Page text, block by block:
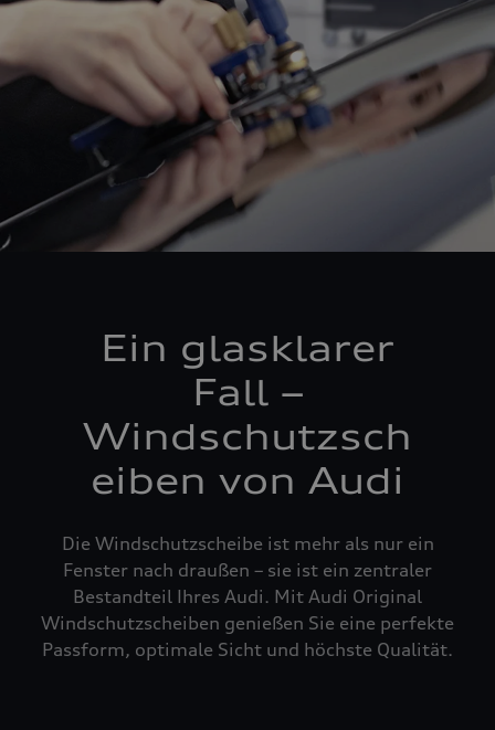
Ein glasklarer
Fall –
Windschutzsch
eiben von Audi
Die Windschutzscheibe ist mehr als nur ein
Fenster nach draußen – sie ist ein zentraler
Bestandteil Ihres Audi. Mit Audi Original
Windschutzscheiben genießen Sie eine perfekte
Passform, optimale Sicht und höchste Qualität.